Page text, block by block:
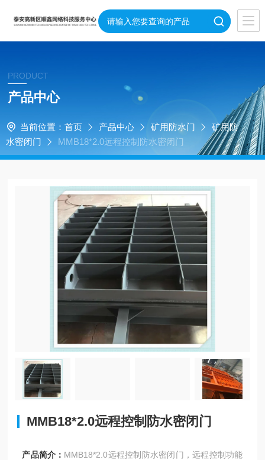
PRODUCT
产品中心
当前位置： 首页 产品中心 矿用防水门
矿用防
水密闭门
MMB18*2.0远程控制防水密闭门
MMB18*2.0远程控制防水密闭门
产品简介： MMB18*2.0远程控制防水密闭门，远程控制功能